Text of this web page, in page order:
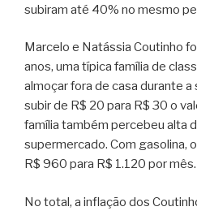
subiram até 40% no mesmo
Marcelo e Natássia Coutinho
anos, uma típica família de
almoçar fora de casa durante
subir de R$ 20 para R$ 30 o
família também percebeu alta
supermercado. Com gasolina,
R$ 960 para R$ 1.120 por mês.
No total, a inflação dos